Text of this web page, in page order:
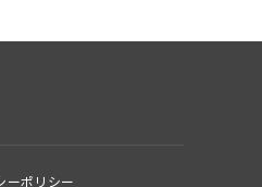
ーポリシー